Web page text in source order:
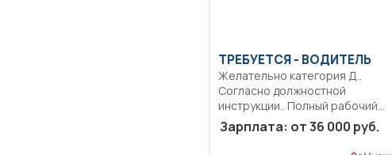
ТРЕБУЕТСЯ - ВОДИТЕЛЬ
Желательно категория Д..
Согласно должностной
инструкции.. Полный рабочий
день..
Зарплата: от 36 000 руб.